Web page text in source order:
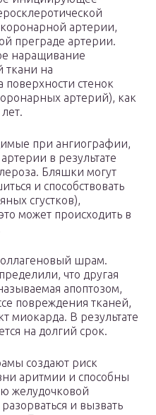
артерии,
преграде артерии.
наращивание
ткани на
стенок
артерий), как
при ангиографии,
в результате
Бляшки могут
и способствовать
сгустков),
может происходить в
шрам.
что другая
апоптозом,
повреждения тканей,
миокарда. В результате
на долгий срок.
создают риск
аритмии и способны
желудочковой
и вызвать